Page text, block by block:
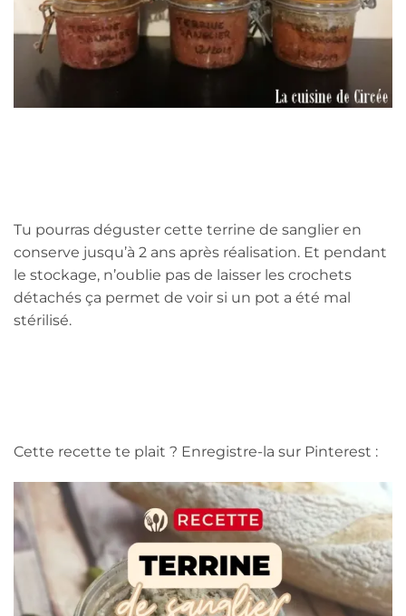
Tu pourras déguster cette terrine de sanglier en
conserve jusqu’à 2 ans après réalisation. Et pendant
le stockage, n’oublie pas de laisser les crochets
détachés ça permet de voir si un pot a été mal
stérilisé.
Cette recette te plait ? Enregistre-la sur Pinterest :